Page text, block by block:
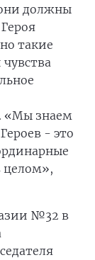
должны
такие
«Мы знаем
- это
целом»,
№32 в